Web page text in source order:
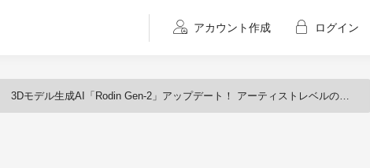
アカウント作成 ログイン
3Dモデル生成AI「Rodin Gen-2」アップデート！ アーティストレベルのローポリ分割、プロンプトベースの編集、BANGによるパーツ分割、OmniverseやIsaac Simのサポート